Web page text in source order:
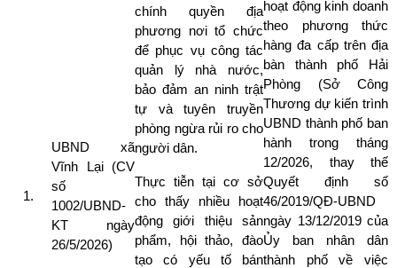
UBND xã
Vĩnh Lại (CV
số
1002/UBND-
KT ngày
26/5/2026)
chính quyền địa
phương nơi tổ chức
để phục vụ công tác
quản lý nhà nước,
bảo đảm an ninh trật
tự và tuyên truyền
phòng ngừa rủi ro cho
người dân.
Thực tiễn tại cơ sở
cho thấy nhiều hoạt
động giới thiệu sản
phẩm, hội thảo, đào
tạo có yếu tố bán
hoạt động kinh doanh
theo phương thức
hàng đa cấp trên địa
bàn thành phố Hải
Phòng (Sở Công
Thương dự kiến trình
UBND thành phố ban
hành trong tháng
12/2026, thay thế
Quyết định số
46/2019/QĐ-UBND
ngày 13/12/2019 của
Ủy ban nhân dân
thành phố về việc